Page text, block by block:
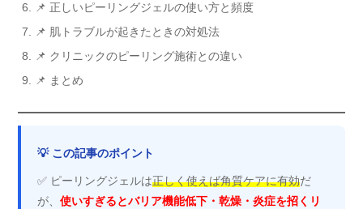
📌 正しいピーリングジェルの使い方と頻度
📌 肌トラブルが起きたときの対処法
📌 クリニックのピーリング施術との違い
📌 まとめ
💡 この記事のポイント
✅ ピーリングジェルは正しく使えば角質ケアに有効だ
が、 使いすぎるとバリア機能低下・乾燥・炎症を招くリ